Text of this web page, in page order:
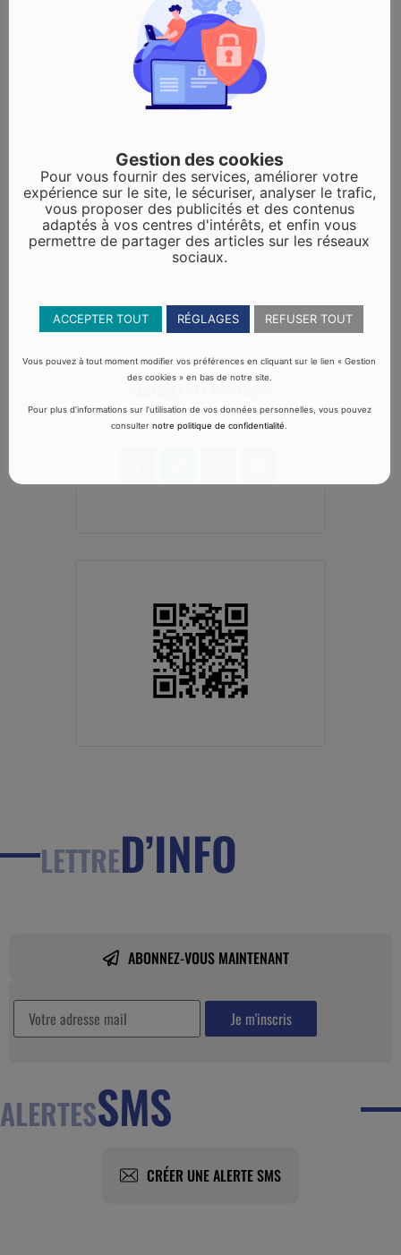
France Alzheimer
+ Ajouter à mon Agenda Google
+ iCal / Outlook export
LETTRED’INFO
ABONNEZ-VOUS MAINTENANT
ALERTESSMS
CRÉER UNE ALERTE SMS
Gestion des cookies
Pour vous fournir des services, améliorer votre
expérience sur le site, le sécuriser, analyser le trafic,
vous proposer des publicités et des contenus
adaptés à vos centres d'intérêts, et enfin vous
permettre de partager des articles sur les réseaux
sociaux.
ACCEPTER TOUT RÉGLAGES REFUSER TOUT
Vous pouvez à tout moment modifier vos préférences en cliquant sur le lien « Gestion
des cookies » en bas de notre site.
Pour plus d’informations sur l’utilisation de vos données personnelles, vous pouvez
consulternotre politique de confidentialité.